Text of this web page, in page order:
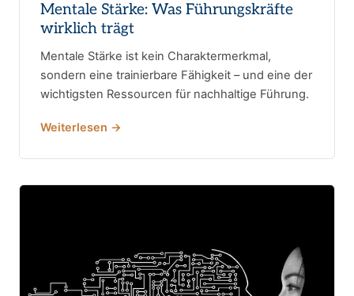
Mentale Stärke: Was Führungskräfte
wirklich trägt
Mentale Stärke ist kein Charaktermerkmal,
sondern eine trainierbare Fähigkeit – und eine der
wichtigsten Ressourcen für nachhaltige Führung.
Weiterlesen →